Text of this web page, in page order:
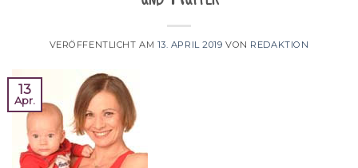
VERÖFFENTLICHT AM 13. APRIL 2019 VON REDAKTION
13
Apr.